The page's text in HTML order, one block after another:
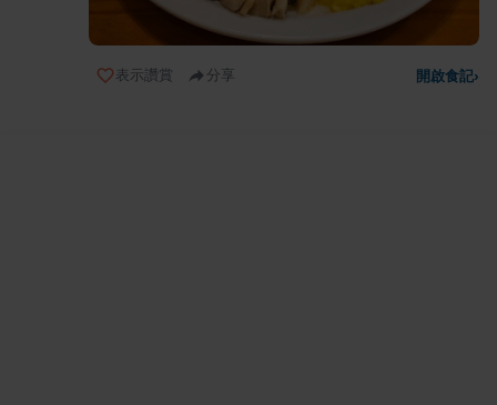
表示讚賞 分享 開啟食記›